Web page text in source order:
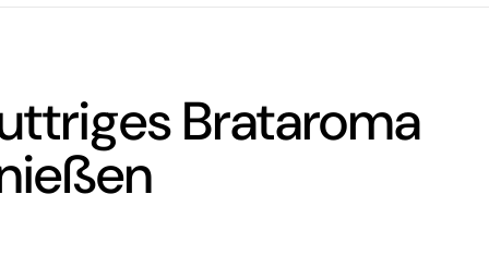
Brataroma